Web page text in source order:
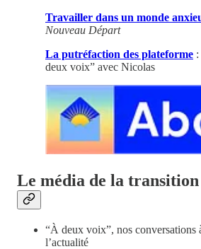
Travailler dans un monde
Nouveau Départ
La putréfaction des plateforme
deux voix” avec Nicolas
Le média de la transition
“À deux voix”, nos conversations
l’actualité